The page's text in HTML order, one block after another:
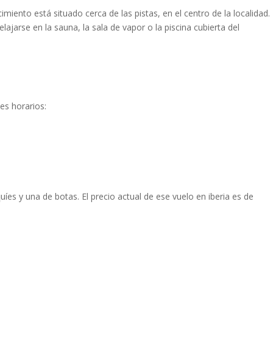
está situado cerca de las pistas, en el centro de la localidad.
en la sauna, la sala de vapor o la piscina cubierta del
horarios:
y una de botas. El precio actual de ese vuelo en iberia es de